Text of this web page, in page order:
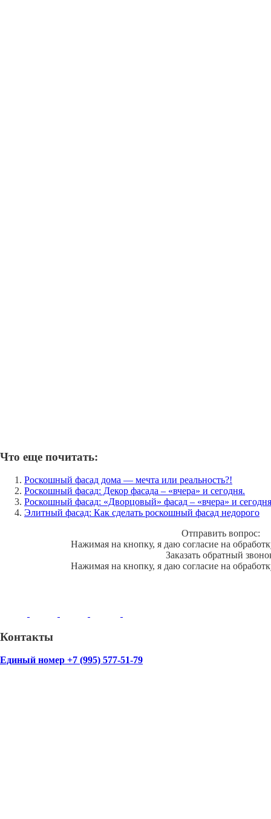
Что еще почитать:
Роскошный фасад дома — мечта или реальность?!
Роскошный фасад: Декор фасада – «вчера» и сегодня.
Роскошный фасад: «Дворцовый» фасад – «вчера» и сегодня
Элитный фасад: Как сделать роскошный фасад недорого
Отправить вопрос:
Нажимая на кнопку, я даю согласие на
Заказать обратный
Нажимая на кнопку, я даю согласие на
Контакты
Единый номер +7 (995) 577-51-79